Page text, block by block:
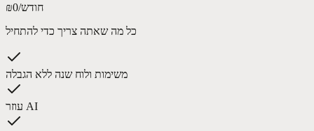
₪0 /חודש
כל מה שאתה צריך כדי להתחיל
משימות ולוח שנה ללא הגבלה
עוזר AI